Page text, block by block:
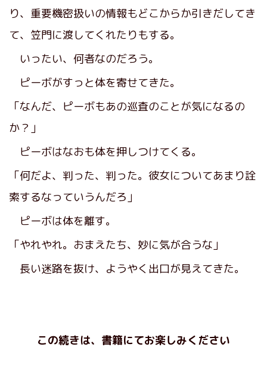
り、重要機密扱いの情報もどこからか引きだしてき
て、笠門に渡してくれたりもする。
いったい、何者なのだろう。
ピーボがすっと体を寄せてきた。
「なんだ、ピーボもあの巡査のことが気になるの
か？」
ピーボはなおも体を押しつけてくる。
「何だよ、判った、判った。彼女についてあまり詮
索するなっていうんだろ」
ピーボは体を離す。
「やれやれ。おまえたち、妙に気が合うな」
長い迷路を抜け、ようやく出口が見えてきた。
この続きは、書籍にてお楽しみください